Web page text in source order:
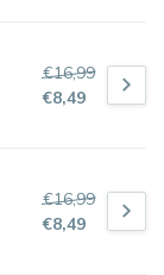
€16,99
€8,49
€16,99
€8,49